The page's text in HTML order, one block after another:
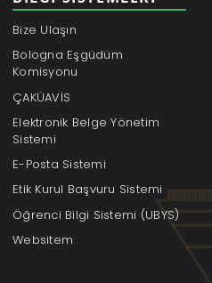
Bize Ulaşın
Bologna Eşgüdüm
Komisyonu
ÇAKÜAVİS
Elektronik Belge Yönetim
Sistemi
E-Posta Sistemi
Etik Kurul Başvuru Sistemi
Öğrenci Bilgi Sistemi (UBYS)
Websitem